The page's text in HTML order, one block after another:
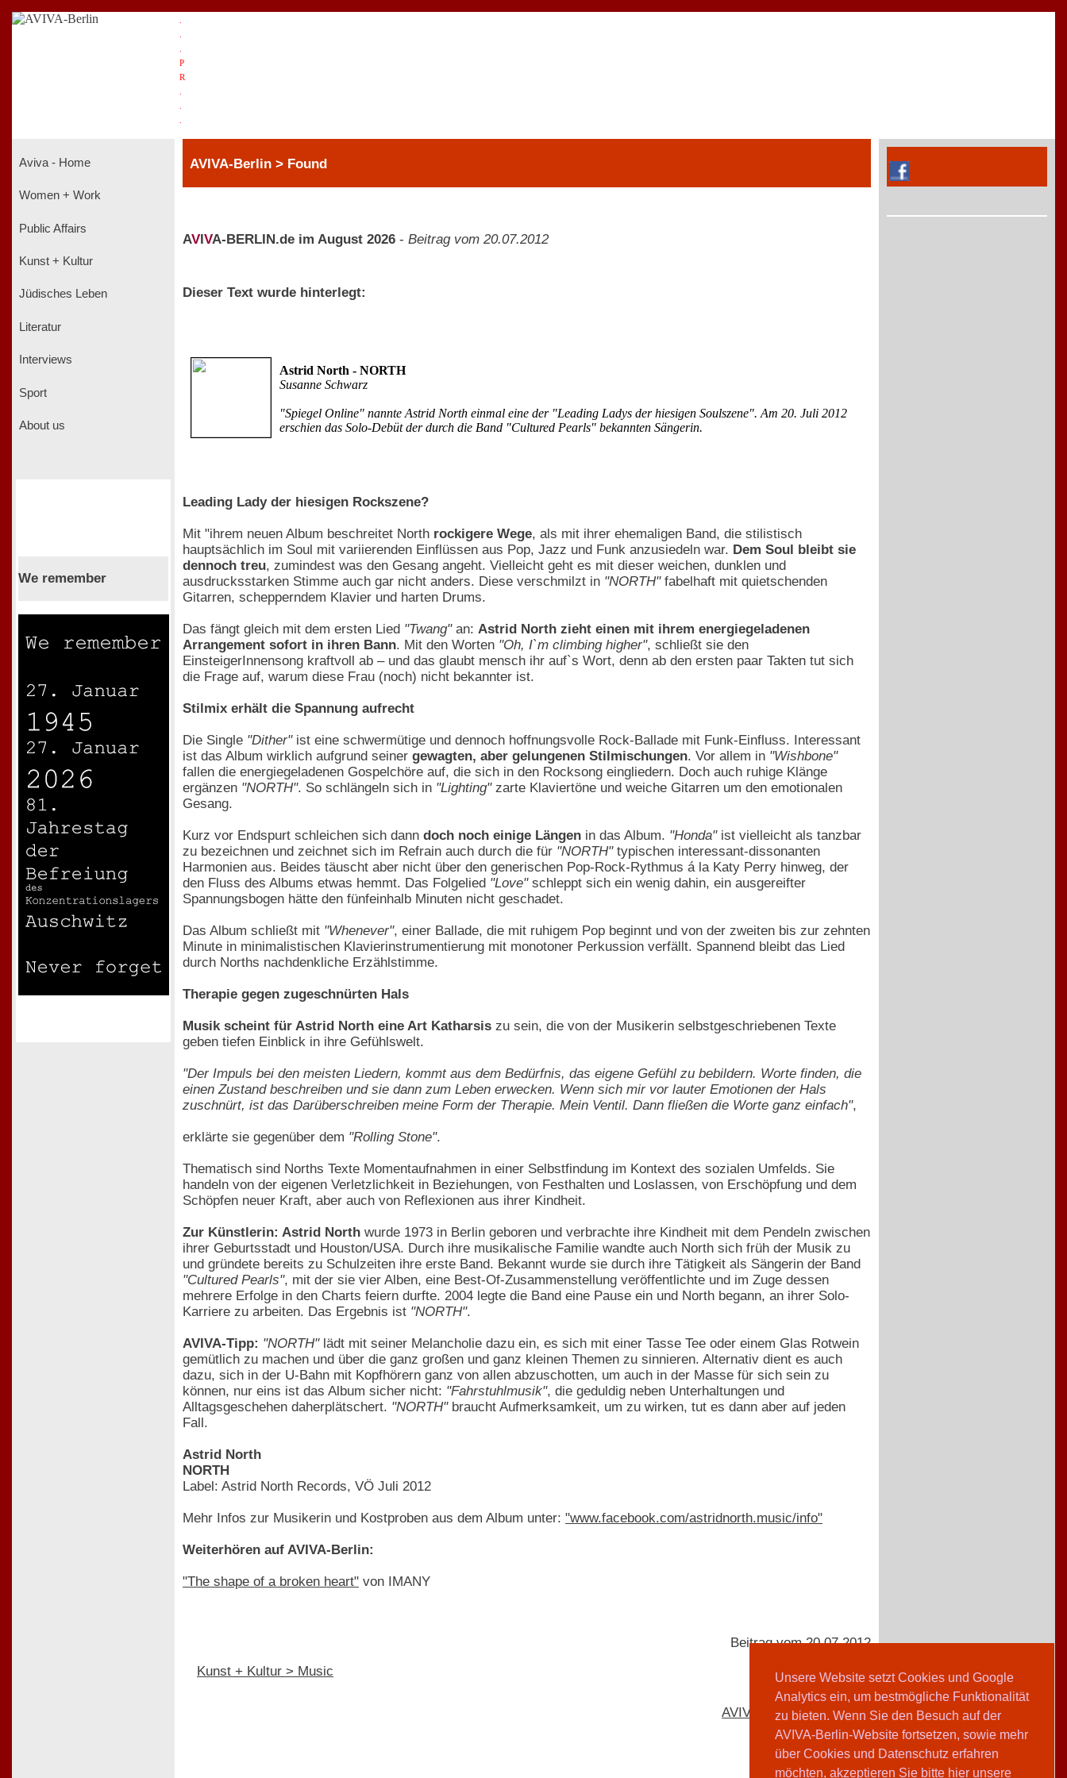
Unsere Website setzt Cookies und Google
Analytics ein, um bestmögliche Funktionalität
zu bieten. Wenn Sie den Besuch auf der
AVIVA-Berlin-Website fortsetzen, sowie mehr
über Cookies und Datenschutz erfahren
möchten, akzeptieren Sie bitte hier unsere
P
R
Aviva - Home
Women + Work
Public Affairs
Kunst + Kultur
Jüdisches Leben
Literatur
Interviews
Sport
About us
We remember
AVIVA-Berlin > Found
AV VA-BERLIN.de im August 2026 - Beitrag vom 20.07.2012
Dieser Text wurde hinterlegt:
Astrid North - NORTH
Susanne Schwarz
"Spiegel Online" nannte Astrid North einmal eine der "Leading Ladys der hiesigen Soulszene". Am 20. Juli 2012
erschien das Solo-Debüt der durch die Band "Cultured Pearls" bekannten Sängerin.
Leading Lady der hiesigen Rockszene?
Mit "ihrem neuen Album beschreitet North rockigere Wege, als mit ihrer ehemaligen Band, die stilistisch
hauptsächlich im Soul mit variierenden Einflüssen aus Pop, Jazz und Funk anzusiedeln war. Dem Soul bleibt sie
dennoch treu, zumindest was den Gesang angeht. Vielleicht geht es mit dieser weichen, dunklen und
ausdrucksstarken Stimme auch gar nicht anders. Diese verschmilzt in "NORTH"fabelhaft mit quietschenden
Gitarren, schepperndem Klavier und harten Drums.
Das fängt gleich mit dem ersten Lied "Twang"an: Astrid North zieht einen mit ihrem energiegeladenen
Arrangement sofort in ihren Bann. Mit den Worten "Oh, I`m climbing higher", schließt sie den
EinsteigerInnensong kraftvoll ab – und das glaubt mensch ihr auf`s Wort, denn ab den ersten paar Takten tut sich
die Frage auf, warum diese Frau (noch) nicht bekannter ist.
Stilmix erhält die Spannung aufrecht
Die Single "Dither"ist eine schwermütige und dennoch hoffnungsvolle Rock-Ballade mit Funk-Einfluss. Interessant
ist das Album wirklich aufgrund seiner gewagten, aber gelungenen Stilmischungen. Vor allem in "Wishbone"
fallen die energiegeladenen Gospelchöre auf, die sich in den Rocksong eingliedern. Doch auch ruhige Klänge
ergänzen "NORTH". So schlängeln sich in "Lighting"zarte Klaviertöne und weiche Gitarren um den emotionalen
Gesang.
Kurz vor Endspurt schleichen sich dann doch noch einige Längen in das Album. "Honda"ist vielleicht als tanzbar
zu bezeichnen und zeichnet sich im Refrain auch durch die für "NORTH"typischen interessant-dissonanten
Harmonien aus. Beides täuscht aber nicht über den generischen Pop-Rock-Rythmus á la Katy Perry hinweg, der
den Fluss des Albums etwas hemmt. Das Folgelied "Love"schleppt sich ein wenig dahin, ein ausgereifter
Spannungsbogen hätte den fünfeinhalb Minuten nicht geschadet.
Das Album schließt mit "Whenever", einer Ballade, die mit ruhigem Pop beginnt und von der zweiten bis zur zehnten
Minute in minimalistischen Klavierinstrumentierung mit monotoner Perkussion verfällt. Spannend bleibt das Lied
durch Norths nachdenkliche Erzählstimme.
Therapie gegen zugeschnürten Hals
Musik scheint für Astrid North eine Art Katharsis zu sein, die von der Musikerin selbstgeschriebenen Texte
geben tiefen Einblick in ihre Gefühlswelt.
"Der Impuls bei den meisten Liedern, kommt aus dem Bedürfnis, das eigene Gefühl zu bebildern. Worte finden, die
einen Zustand beschreiben und sie dann zum Leben erwecken. Wenn sich mir vor lauter Emotionen der Hals
zuschnürt, ist das Darüberschreiben meine Form der Therapie. Mein Ventil. Dann fließen die Worte ganz einfach",
erklärte sie gegenüber dem "Rolling Stone".
Thematisch sind Norths Texte Momentaufnahmen in einer Selbstfindung im Kontext des sozialen Umfelds. Sie
handeln von der eigenen Verletzlichkeit in Beziehungen, von Festhalten und Loslassen, von Erschöpfung und dem
Schöpfen neuer Kraft, aber auch von Reflexionen aus ihrer Kindheit.
Zur Künstlerin: Astrid North wurde 1973 in Berlin geboren und verbrachte ihre Kindheit mit dem Pendeln zwischen
ihrer Geburtsstadt und Houston/USA. Durch ihre musikalische Familie wandte auch North sich früh der Musik zu
und gründete bereits zu Schulzeiten ihre erste Band. Bekannt wurde sie durch ihre Tätigkeit als Sängerin der Band
"Cultured Pearls", mit der sie vier Alben, eine Best-Of-Zusammenstellung veröffentlichte und im Zuge dessen
mehrere Erfolge in den Charts feiern durfte. 2004 legte die Band eine Pause ein und North begann, an ihrer Solo-
Karriere zu arbeiten. Das Ergebnis ist "NORTH".
AVIVA-Tipp: "NORTH"lädt mit seiner Melancholie dazu ein, es sich mit einer Tasse Tee oder einem Glas Rotwein
gemütlich zu machen und über die ganz großen und ganz kleinen Themen zu sinnieren. Alternativ dient es auch
dazu, sich in der U-Bahn mit Kopfhörern ganz von allen abzuschotten, um auch in der Masse für sich sein zu
können, nur eins ist das Album sicher nicht: "Fahrstuhlmusik", die geduldig neben Unterhaltungen und
Alltagsgeschehen daherplätschert. "NORTH"braucht Aufmerksamkeit, um zu wirken, tut es dann aber auf jeden
Fall.
Astrid North
NORTH
Label: Astrid North Records, VÖ Juli 2012
Mehr Infos zur Musikerin und Kostproben aus dem Album unter: "www.facebook.com/astridnorth.music/info"
Weiterhören auf AVIVA-Berlin:
"The shape of a broken heart" von IMANY
Kunst + Kultur > Music
Beitrag vom 20.07.2012
AVIVA-Redaktion